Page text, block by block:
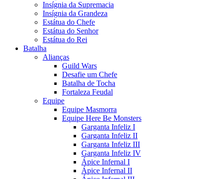
Insígnia da Supremacia
Insígnia da Grandeza
Estátua do Chefe
Estátua do Senhor
Estátua do Rei
Batalha
Alianças
Guild Wars
Desafie um Chefe
Batalha de Tocha
Fortaleza Feudal
Equipe
Equipe Masmorra
Equipe Here Be Monsters
Garganta Infeliz I
Garganta Infeliz II
Garganta Infeliz III
Garganta Infeliz IV
Ápice Infernal I
Ápice Infernal II